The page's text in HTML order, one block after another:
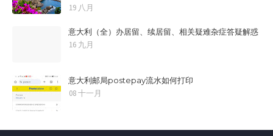
19 八月
意大利（全）办居留、续居留、相关疑难杂症答疑解惑
16 九月
意大利邮局postepay流水如何打印
08 十一月